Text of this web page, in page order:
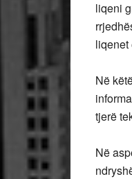
liqeni
liqenet
Në
tjerë
Në